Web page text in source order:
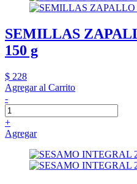
SEMILLAS
150 g
$ 228
Agregar al Carrito
-
+
Agregar